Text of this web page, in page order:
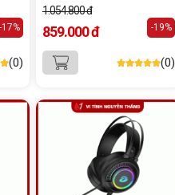
-17%
(0)
1.054.800 đ
859.000 đ -19%
(0)